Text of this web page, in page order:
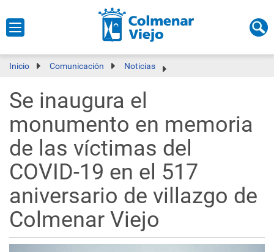
Inicio Comunicación Noticias
Se inaugura el
monumento en memoria
de las víctimas del
COVID-19 en el 517
aniversario de villazgo de
Colmenar Viejo